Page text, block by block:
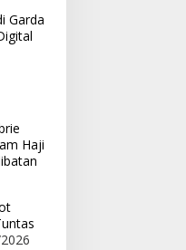
Garda
Haji